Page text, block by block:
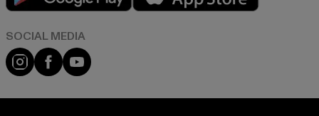
Instagram
FacebookYouTube